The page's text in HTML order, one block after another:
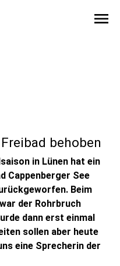
menu
behoben
in Lünen hat ein
Cappenberger See
Beim
der Rohrbruch
dann erst einmal
sollen aber heute
eine Sprecherin der